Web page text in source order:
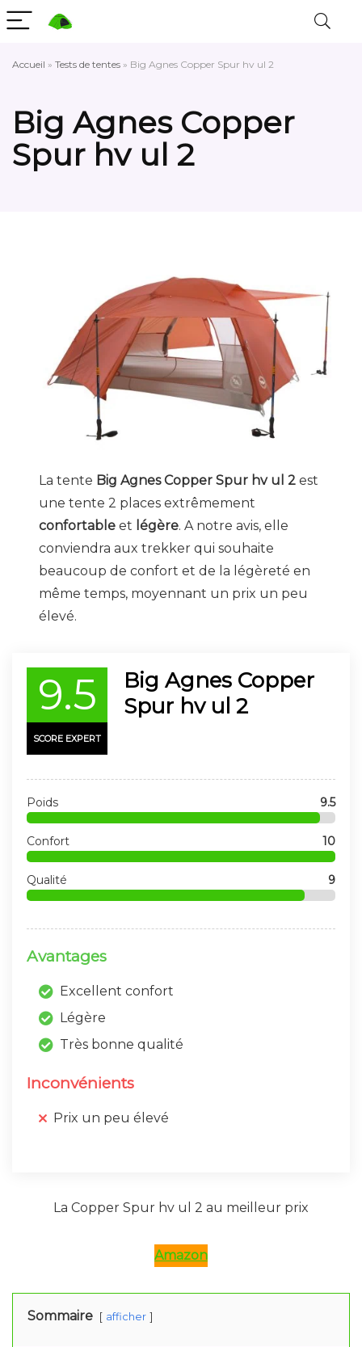
Accueil » Tests de tentes » Big Agnes Copper Spur hv ul 2
Big Agnes Copper
Spur hv ul 2
La tente Big Agnes Copper Spur hv ul 2 est
une tente 2 places extrêmement
confortable et légère. A notre avis, elle
conviendra aux trekker qui souhaite
beaucoup de confort et de la légèreté en
même temps, moyennant un prix un peu
élevé.
9.5
SCORE EXPERT
Big Agnes Copper
Spur hv ul 2
Poids 9.5
Confort 10
Qualité 9
Avantages
Excellent confort
Légère
Très bonne qualité
Inconvénients
Prix un peu élevé
La Copper Spur hv ul 2 au meilleur prix
Amazon
Sommaire afficher